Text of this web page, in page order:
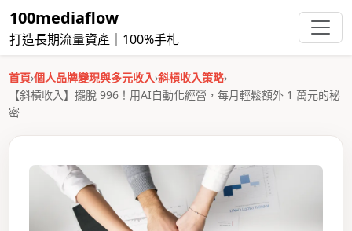
100mediaflow
打造長期流量資產｜100%手札
首頁›個人品牌變現與多元收入›斜槓收入策略›
【斜槓收入】擺脫 996！用AI自動化經營，每月輕鬆額外 1 萬元的秘
密